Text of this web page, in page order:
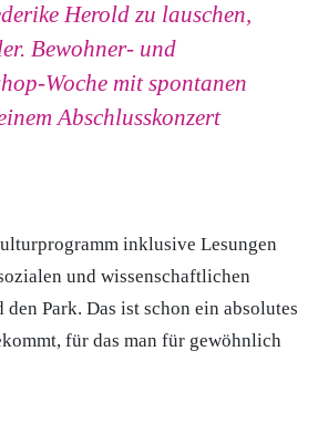
Herold zu lauschen,
Bewohner- und
Woche mit spontanen
Abschlusskonzert
inklusive Lesungen
und wissenschaftlichen
Park. Das ist schon ein absolutes
für das man für gewöhnlich